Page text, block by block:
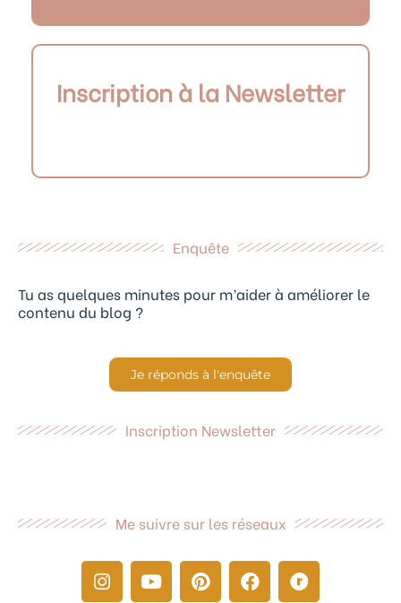
Inscription à la Newsletter
Enquête
Tu as quelques minutes pour m’aider à améliorer le
contenu du blog ?
Je réponds à l'enquête
Inscription Newsletter
Me suivre sur les réseaux
I
n
Y
o
P
i
F
a
R
a